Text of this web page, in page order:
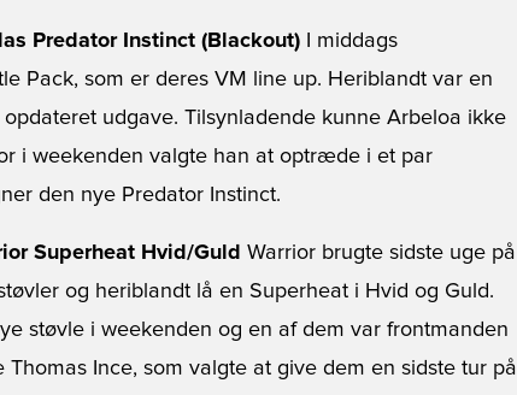
Predator Instinct (Blackout) I middags
Pack, som er deres VM line up. Heriblandt var en
udgave. Tilsynladende kunne Arbeloa ikke
i weekenden valgte han at optræde i et par
den nye Predator Instinct.
Superheat Hvid/Guld Warrior brugte sidste uge på
og heriblandt lå en Superheat i Hvid og Guld.
støvle i weekenden og en af dem var frontmanden
Ince, som valgte at give dem en sidste tur på